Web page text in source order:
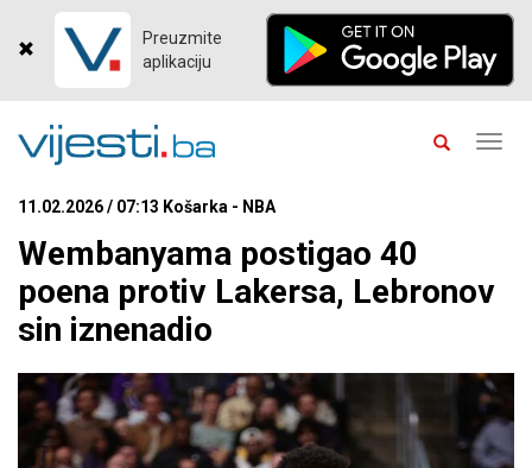
Preuzmite
aplikaciju
11.02.2026 / 07:13 Košarka - NBA
Wembanyama postigao 40
poena protiv Lakersa, Lebronov
sin iznenadio